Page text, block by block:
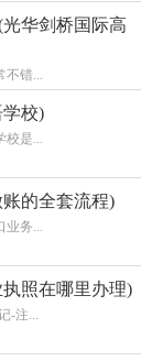
光华剑桥国际高
不错...
校)
校是...
的全套流程)
业务...
照在哪里办理)
-注...